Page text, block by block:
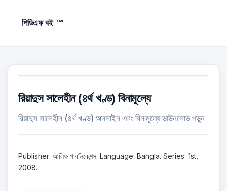
পিডিএফ বই ™
রিয়াদুস সালেহীন (৪র্থ খণ্ড) বিনামূল্যে
রিয়াদুস সালেহীন (৪র্থ খণ্ড) অনলাইন এবং বিনামূল্যে ডাউনলোড পড়ুন
Publisher: আলিফ পাবলিকেশন্স. Language: Bangla. Series: 1st,
2008.